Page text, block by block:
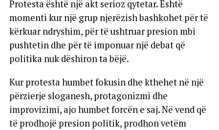
Protesta është një akt serioz qytetar. Është
momenti kur një grup njerëzish bashkohet për të
kërkuar ndryshim, për të ushtruar presion mbi
pushtetin dhe për të imponuar një debat që
politika nuk dëshiron ta bëjë.
Kur protesta humbet fokusin dhe kthehet në një
përzierje sloganesh, protagonizmi dhe
improvizimi, ajo humbet forcën e saj. Në vend që
të prodhojë presion politik, prodhon vetëm